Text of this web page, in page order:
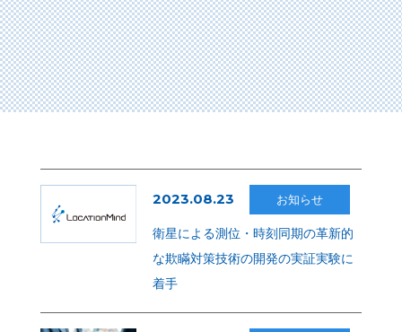
2023.08.23 お知らせ
衛星による測位・時刻同期の革新的
な欺瞞対策技術の開発の実証実験に
着手